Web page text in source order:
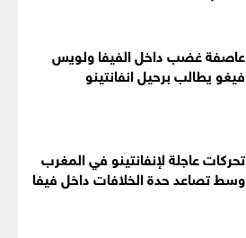
عاصفة غضب داخل الفيفا ولويس
فيغو يطالب برحيل انفانتينو
تحركات عاجلة لإنفانتينو في المغرب
وسط تصاعد حدة الخلافات داخل فيفا